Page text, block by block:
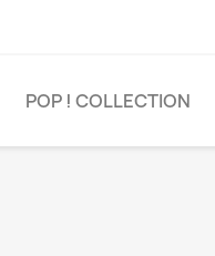
POP ! COLLECTION